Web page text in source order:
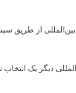
از ۶۸۰۰۰ درخواست
دیگر یک